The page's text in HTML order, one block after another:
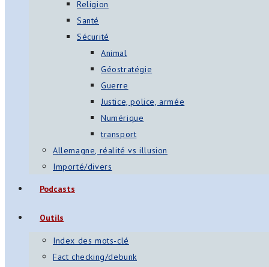
Religion
Santé
Sécurité
Animal
Géostratégie
Guerre
Justice, police, armée
Numérique
transport
Allemagne, réalité vs illusion
Importé/divers
Podcasts
Outils
Index des mots-clé
Fact checking/debunk